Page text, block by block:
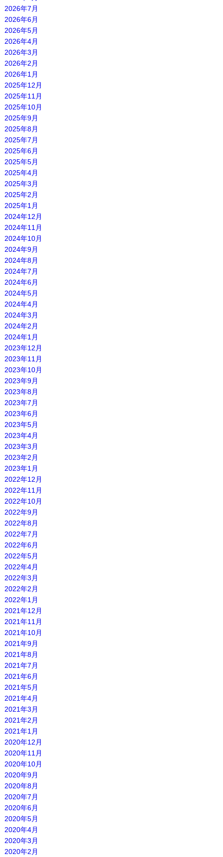
2026年7月
2026年6月
2026年5月
2026年4月
2026年3月
2026年2月
2026年1月
2025年12月
2025年11月
2025年10月
2025年9月
2025年8月
2025年7月
2025年6月
2025年5月
2025年4月
2025年3月
2025年2月
2025年1月
2024年12月
2024年11月
2024年10月
2024年9月
2024年8月
2024年7月
2024年6月
2024年5月
2024年4月
2024年3月
2024年2月
2024年1月
2023年12月
2023年11月
2023年10月
2023年9月
2023年8月
2023年7月
2023年6月
2023年5月
2023年4月
2023年3月
2023年2月
2023年1月
2022年12月
2022年11月
2022年10月
2022年9月
2022年8月
2022年7月
2022年6月
2022年5月
2022年4月
2022年3月
2022年2月
2022年1月
2021年12月
2021年11月
2021年10月
2021年9月
2021年8月
2021年7月
2021年6月
2021年5月
2021年4月
2021年3月
2021年2月
2021年1月
2020年12月
2020年11月
2020年10月
2020年9月
2020年8月
2020年7月
2020年6月
2020年5月
2020年4月
2020年3月
2020年2月